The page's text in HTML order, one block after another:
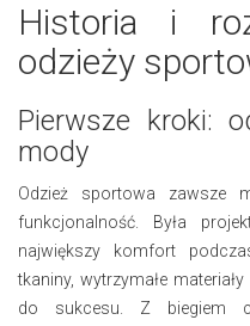
Historia i
odzieży
Pierwsze kroki:
mody
Odzież sportowa zawsze
funkcjonalność. Była
największy komfort
tkaniny, wytrzymałe
do sukcesu. Z biegiem